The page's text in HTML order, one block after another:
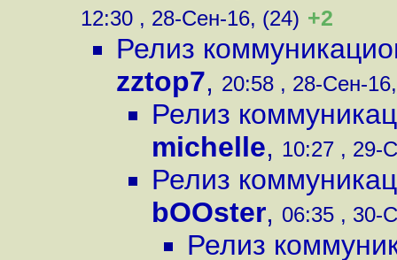
12:30 , 28-Сен-16, (24) +2
Релиз
zztop7, 20:58 , 28-Сен-
Релиз
michelle, 10:27 , 29-
Релиз
bOOster, 06:35 , 30-
Релиз